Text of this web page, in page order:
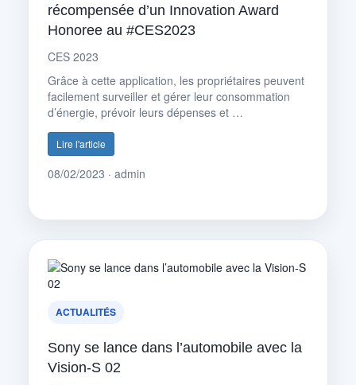
récompensée d’un Innovation Award
Honoree au #CES2023
CES 2023
Grâce à cette application, les propriétaires peuvent
facilement surveiller et gérer leur consommation
d’énergie, prévoir leurs dépenses et …
Lire l'article
08/02/2023 · admin
ACTUALITÉS
Sony se lance dans l’automobile avec la
Vision-S 02